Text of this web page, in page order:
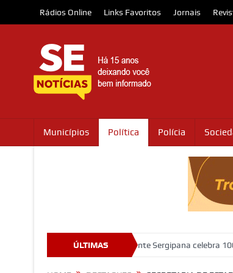
Rádios Online Links Favoritos Jornais
Municípios Política Polícia
ÚLTIMAS
o Museu da Gente Sergipana celebra 100 anos com